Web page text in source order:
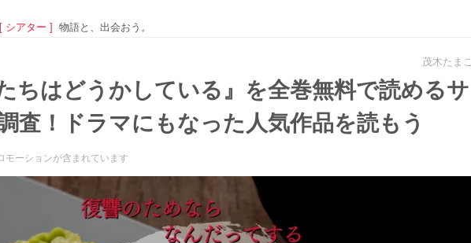
[ シアター ] 物語と、出会おう。
茂木たまこ
ちはどうかしている』を全巻無料で読めるサ
査！ドラマにもなった人気作品を読もう
モーションが含まれています